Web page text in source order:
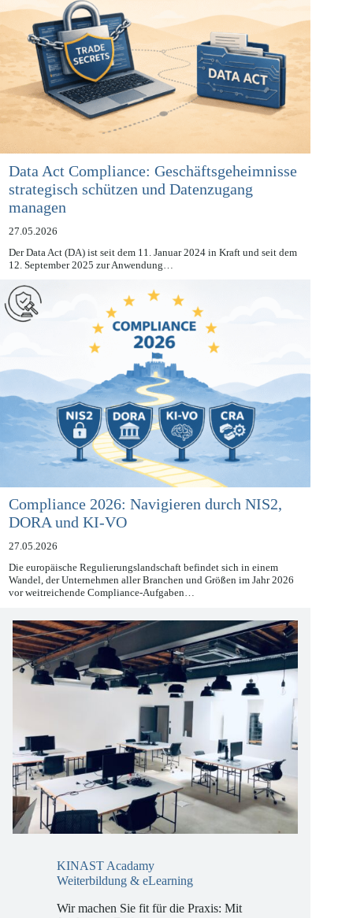
Data Act Compliance: Geschäftsgeheimnisse
strategisch schützen und Datenzugang
managen
27.05.2026
Der Data Act (DA) ist seit dem 11. Januar 2024 in Kraft und seit dem
12. September 2025 zur Anwendung…
Compliance 2026: Navigieren durch NIS2,
DORA und KI-VO
27.05.2026
Die europäische Regulierungslandschaft befindet sich in einem
Wandel, der Unternehmen aller Branchen und Größen im Jahr 2026
KINAST Acadamy